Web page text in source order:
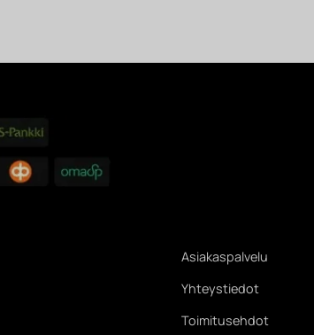
Asiakaspalvelu
Yhteystiedot
Toimitusehdot